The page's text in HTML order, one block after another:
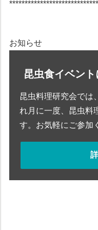
お知らせ
昆虫食イベント
昆虫料理研究会では
れ月に一度、昆虫料
す。お気軽にご参加